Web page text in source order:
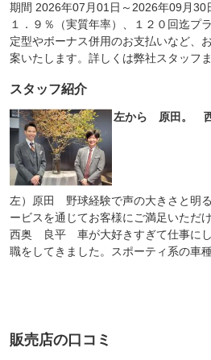
期間 2026年07月01日～2026年09月30
１．９％（実質年率）、１２０回迄プ
定型やボーナス併用のお支払いなど、
案いたします。詳しくは弊社スタッフ
スタッフ紹介
左から 原田。
左）原田 野球経験で声の大きさと明
ービスを通じてお客様にご満足いただ
西奥 良平 車が大好きすぎて仕事に
職をしてきました。スポーティ系の車
販売店の口コミ